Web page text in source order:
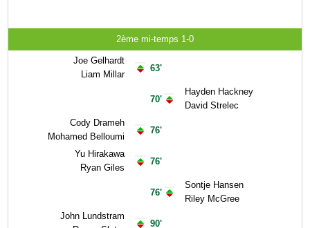
2ème mi-temps 1-0
Joe Gelhardt
Liam Millar
Cody Drameh
Mohamed Belloumi
Yu Hirakawa
Ryan Giles
John Lundstram
63'
70'
76'
76'
76'
90'
Hayden Hackney
David Strelec
Sontje Hansen
Riley McGree